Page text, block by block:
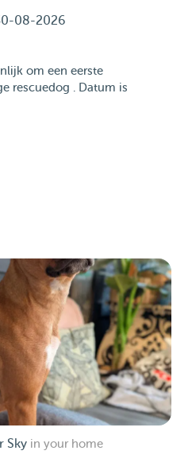
08-2026
om een eerste
rescuedog . Datum is
Sky in your home